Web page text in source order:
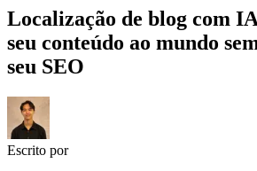
Localização de blog com
seu conteúdo ao mundo
seu SEO
Escrito por